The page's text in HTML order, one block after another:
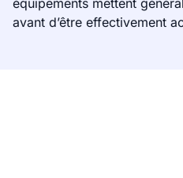
équipements mettent
avant d’être effectivement